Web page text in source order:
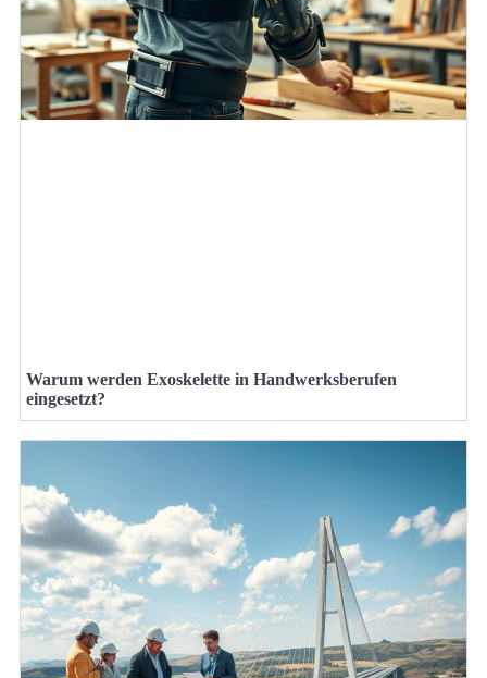
Warum werden Exoskelette in Handwerksberufen
eingesetzt?